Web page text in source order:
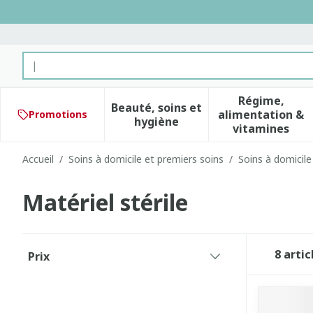
Rechercher
Promotions
Beauté, soins et
hygièneAfficher le sous-menu pour
Régime,
alimentation &
vitamines
Afficher
Accueil / Soins à domicile et premiers soins / Soins à domicile
Matériel stérile
Prix
8